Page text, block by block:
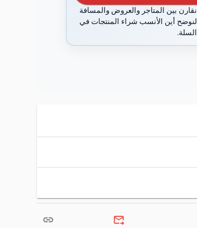
نقارن بين المتاجر والعروض والمسافة
لنوضح أين الأنسب شراء المنتجات في
السلة.
forward_to_inbox
link